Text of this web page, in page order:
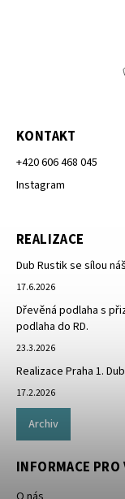
KONTAKT
+420 606 468 045
Instagram
REALIZACE
Dub Rustik se sílou
17.6.2026
Dřevěná podlaha s
podlaha do RD.
23.3.2026
Realizace Praha 1.
17.2.2026
Archiv
INFORMACE PRO